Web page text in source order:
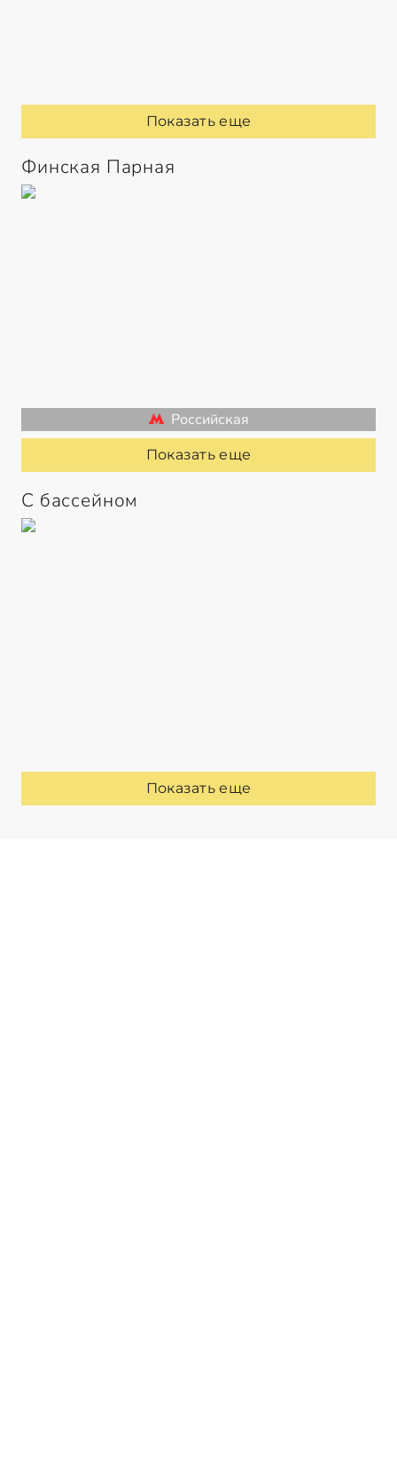
Показать еще
Финская Парная
Российская
Показать еще
С бассейном
Показать еще